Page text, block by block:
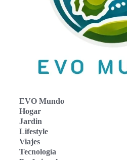
EVO Mundo
Hogar
Jardin
Lifestyle
Viajes
Tecnología